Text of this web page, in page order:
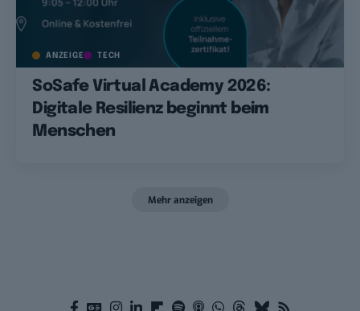
ANZEIGE TECH
SoSafe Virtual Academy 2026:
Digitale Resilienz beginnt beim
Menschen
Mehr anzeigen